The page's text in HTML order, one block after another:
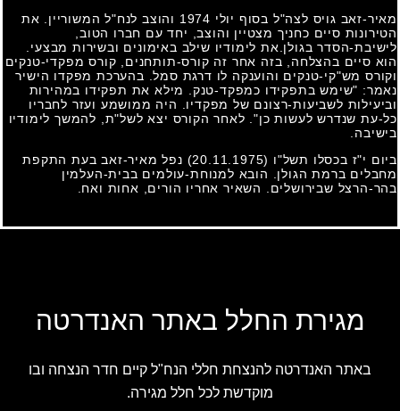
מאיר-זאב גויס לצה"ל בסוף יולי 1974 והוצב לנח"ל המשוריין. את
הטירונות סיים כחניך מצטיין והוצב, יחד עם חברו הטוב,
לישיבת-הסדר בגולן.את לימודיו שילב באימונים ובשירות מבצעי.
הוא סיים בהצלחה, בזה אחר זה קורס-תותחנים, קורס מפקדי-טנקים
וקורס מש"קי-טנקים והוענקה לו דרגת סמל. בהערכת מפקדו הישיר
נאמר: "שימש בתפקידו כמפקד-טנק. מילא את תפקידו במהירות
וביעילות לשביעות-רצונם של מפקדיו. היה ממושמע ועזר לחבריו
כל-עת שנדרש לעשות כן". לאחר הקורס יצא לשל"ת, להמשך לימודיו
בישיבה.
ביום י"ז בכסלו תשל"ו (20.11.1975)
נפל מאיר-זאב בעת התקפת
מחבלים ברמת הגולן. הובא למנוחת-עולמים בבית-העלמין
בהר-הרצל שבירושלים. השאיר אחריו הורים, אחות ואח.
מגירת החלל באתר האנדרטה
באתר האנדרטה להנצחת חללי הנח"ל קיים חדר הנצחה ובו
מוקדשת לכל חלל מגירה.